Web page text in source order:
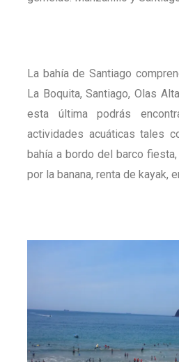
La bahía de Santiago
La Boquita, Santiago, Olas
esta última podrás
actividades acuáticas tales
bahía a bordo del barco
por la banana, renta de kayak,